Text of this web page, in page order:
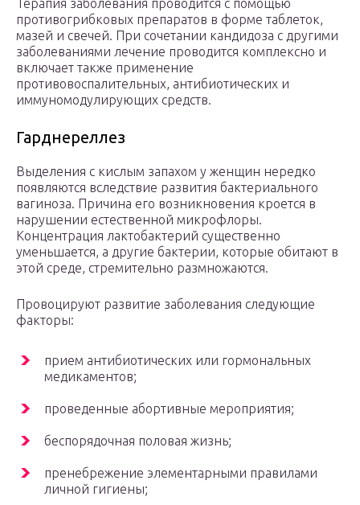
Терапия заболевания проводится с помощью
противогрибковых препаратов в форме таблеток,
мазей и свечей. При сочетании кандидоза с другими
заболеваниями лечение проводится комплексно и
включает также применение
противовоспалительных, антибиотических и
иммуномодулирующих средств.
Гарднереллез
Выделения с кислым запахом у женщин нередко
появляются вследствие развития бактериального
вагиноза. Причина его возникновения кроется в
нарушении естественной микрофлоры.
Концентрация лактобактерий существенно
уменьшается, а другие бактерии, которые обитают в
этой среде, стремительно размножаются.
Провоцируют развитие заболевания следующие
факторы:
прием антибиотических или гормональных
медикаментов;
проведенные абортивные мероприятия;
беспорядочная половая жизнь;
пренебрежение элементарными правилами
личной гигиены;